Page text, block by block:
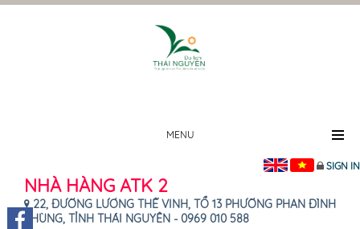
MENU
SIGN IN
NHÀ HÀNG ATK 2
22, ĐƯỜNG LƯƠNG THẾ VINH, TỔ 13 PHƯỜNG PHAN ĐÌNH
PHÙNG, TỈNH THÁI NGUYÊN - 0969 010 588